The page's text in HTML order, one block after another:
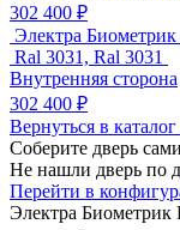
302 400 ₽
Электра Биометрик
Ral 3031, Ral 3031
Внутренняя сторона
302 400 ₽
Вернуться в каталог
Соберите дверь сами
Не нашли дверь по
Перейти в
Электра Биометрик